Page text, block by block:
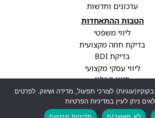
עדכונים וחדשות
הטבות ההתאחדות
ליווי משפטי
בדיקת חוזה מקצועית
בדיקת BDI
ליווי עסקי מקצועי
סיווג קבלני
עדכוני רגולציה
פרופיל חברה
לצורכי תפעול, מדידה ושיווק. לפרטים
ניתן לעיין במדיניות הפרטיות
לא מאשר/ת מדיניות פרטיות